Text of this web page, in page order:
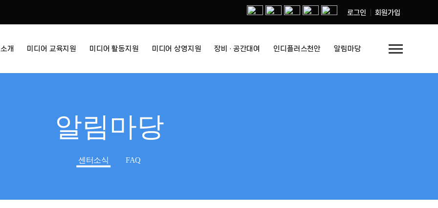
로그인 회원가입
개 미디어 교육지원 미디어 활동지원 미디어 상영지원 장비 · 공간대여 인디플러스천안 알림마당 menu
알림마당
센터소식 FAQ